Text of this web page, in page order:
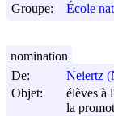
Groupe:
École
De:
Neiertz
Objet:
élèves à
la
nomination